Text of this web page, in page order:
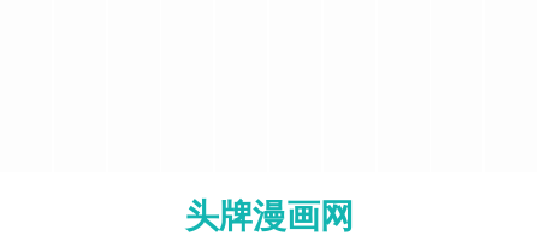
头牌漫画网